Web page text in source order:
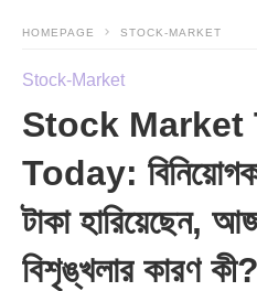
HOMEPAGE STOCK-MARKET
Stock-Market
Stock Market
Today:
টাকা হারিয়েছেন,
বিশৃঙ্খলার কারণ কী?